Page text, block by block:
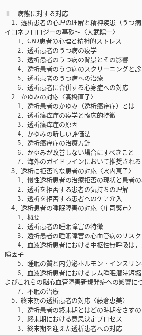
Ⅱ 病態に対する対応
1．透析患者の心理の理解と精神疾患（うつ
イコネフロロジーの基礎～〈大武陽一〉
1．CKD患者の心理と精神的ストレス
2．透析患者のうつ病の疫学
3．透析患者のうつ病の背景とその影響
4．透析患者のうつ病のスクリーニングと
5．透析患者のうつ病への治療
6．透析患者に合併する心身症への対応
2．かゆみの対応〈高橋直子〉
1．透析患者のかゆみ（透析瘙痒症）とは
2．透析瘙痒症の疫学と臨床的特徴
3．透析瘙痒症の原因
4．かゆみの新しい評価法
5．透析瘙痒症の治療方針
6．かゆみが改善しない場合にすべきこと
7．海外のガイドラインにおいて推奨される
3．透析に拒否的な患者の対応〈水内恵子〉
1．慢性透析患者の治療拒否の現状と患者の
2．透析を拒否する患者の気持ちの理解
3．透析を拒否する患者へのケア介入
4．透析患者の睡眠障害の対応〈庄司繁市〉
1．概要
2．透析患者の睡眠障害の特徴
3．透析患者の睡眠障害の心血管病のリスク
4．血液透析患者における中枢性無呼吸は，
険因子
5．睡眠の質と内分泌ホルモン・インスリン
6．血液透析患者におけるレム睡眠潜時短縮
よびこれらの脳心血管障害新規発症への影響に
7．不眠の治療
5．終末期の透析患者の対応〈藤倉恵美〉
1．透析患者の終末期とはどの時期をさす
2．終末期における意思決定プロセス
3．終末期を迎えた透析患者への対応